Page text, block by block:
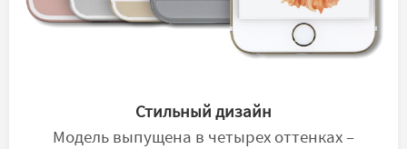
Стильный дизайн
Модель выпущена в четырех оттенках –